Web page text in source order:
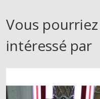
Vous
intéressé par